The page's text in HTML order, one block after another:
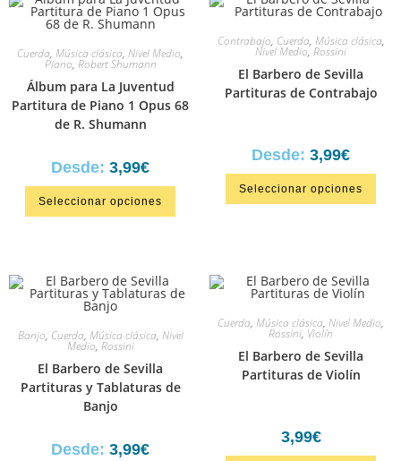
Cuerda, Música clásica, Nivel Medio,
Piano, Robert Shumann
Álbum para La Juventud
Partitura de Piano 1 Opus 68
de R. Shumann
Desde: 3,99€
Seleccionar opciones
Contrabajo, Cuerda, Música clásica,
Nivel Medio,Rossini
El Barbero de Sevilla
Partituras de Contrabajo
Desde: 3,99€
Seleccionar opciones
Banjo, Cuerda, Música clásica, Nivel
Medio, Rossini
El Barbero de Sevilla
Partituras y Tablaturas de
Banjo
Desde: 3,99€
Cuerda, Música clásica, Nivel Medio,
Rossini, Violín
El Barbero de Sevilla
Partituras de Violín
3,99€